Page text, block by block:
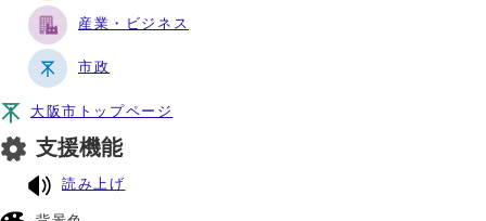
産業・ビジネス
市政
大阪市トップページ
支援機能
読み上げ